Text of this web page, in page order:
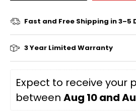
Fast and Free Shipping in 3–5
3 Year Limited Warranty
Expect to receive your
between Aug 10 and